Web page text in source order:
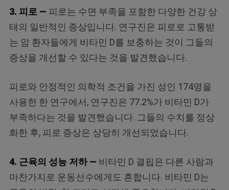
3. 피로 — 피로는 수면 부족을 포함한 다양한 건강 상
태의 일반적인 증상입니다. 연구진은 피로로 고통받
는 암 환자들에게 비타민 D를 보충하는 것이 그들의
증상을 개선할 수 있다는 것을 발견했습니다.
피로와 안정적인 의학적 조건을 가진 성인 174명을
사용한 한 연구에서, 연구진은 77.2%가 비타민 D가
부족하다는 것을 발견했습니다. 그들의 수치를 정상
화한 후, 피로 증상은 상당히 개선되었습니다.
4. 근육의 성능 저하 — 비타민 D 결핍은 다른 사람과
마찬가지로 운동선수에게도 흔합니다. 비타민 D는